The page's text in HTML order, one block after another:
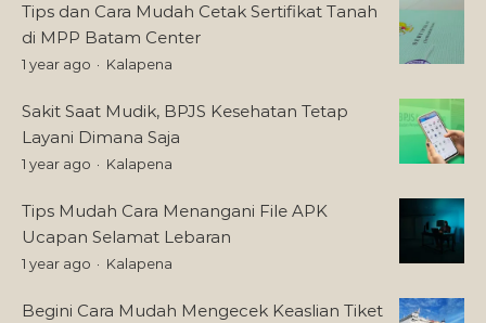
Tips dan Cara Mudah Cetak Sertifikat Tanah
di MPP Batam Center
1 year ago Kalapena
Sakit Saat Mudik, BPJS Kesehatan Tetap
Layani Dimana Saja
1 year ago Kalapena
Tips Mudah Cara Menangani File APK
Ucapan Selamat Lebaran
1 year ago Kalapena
Begini Cara Mudah Mengecek Keaslian Tiket